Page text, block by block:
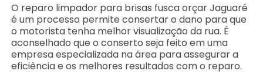
O reparo limpador para brisas fusca orçar Jaguaré
é um processo permite consertar o dano para que
o motorista tenha melhor visualização da rua. É
aconselhado que o conserto seja feito em uma
empresa especializada na área para assegurar a
eficiência e os melhores resultados com o reparo.